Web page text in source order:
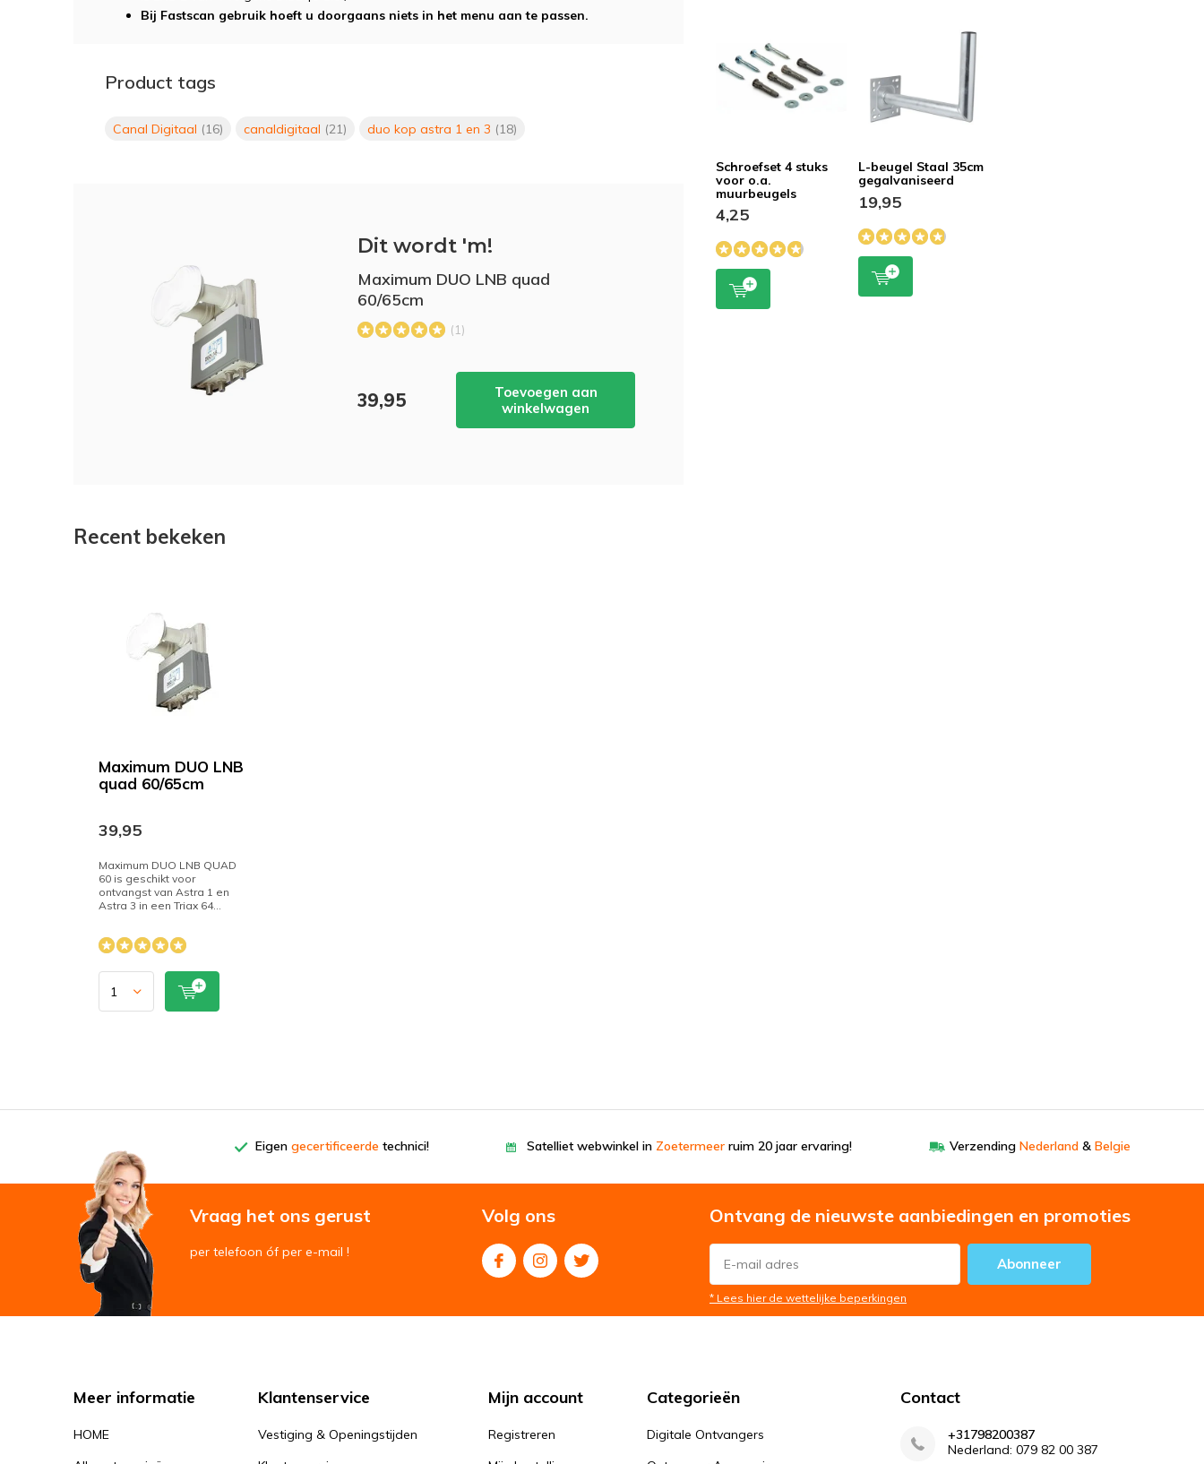
Bij Fastscan gebruik hoeft u doorgaans niets in het menu aan te passen.
Product tags
Canal Digitaal (16) canaldigitaal (21) duo kop astra 1 en 3 (18)
Dit wordt 'm!
Maximum DUO LNB quad
60/65cm
(1)
39,95
Toevoegen aan
winkelwagen
Schroefset 4 stuks
voor o.a.
muurbeugels
4,25
L-beugel Staal 35cm
gegalvaniseerd
19,95
Recent bekeken
Maximum DUO LNB
quad 60/65cm
39,95
Maximum DUO LNB QUAD
60 is geschikt voor
ontvangst van Astra 1 en
Astra 3 in een Triax 64...
Eigen gecertificeerde technici! Satelliet webwinkel in Zoetermeer ruim 20 jaar ervaring! Verzending Nederland & Belgie
Vraag het ons gerust
per telefoon óf per e-mail !
Volg ons Ontvang de nieuwste aanbiedingen en promoties
Abonneer
* Lees hier de wettelijke beperkingen
Meer informatie
HOME
Klantenservice
Vestiging & Openingstijden
Mijn account
Registreren
Categorieën
Digitale Ontvangers
Contact
+31798200387
Nederland: 079 82 00 387